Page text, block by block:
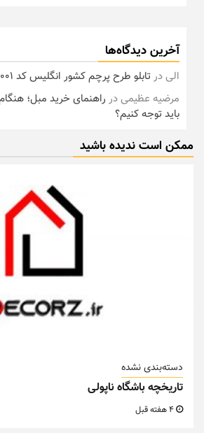
آخرین دیدگاه‌ها
الیدرتابلو طرح پرچم کشور انگلیس کد t1001
مرضیه عظیمیدر راهنمای خرید مبل؛
باید توجه کنیم؟
ممکن است ندیده باشید
دسته‌بندی نشده
تاریخچه باشگاه ناپولی